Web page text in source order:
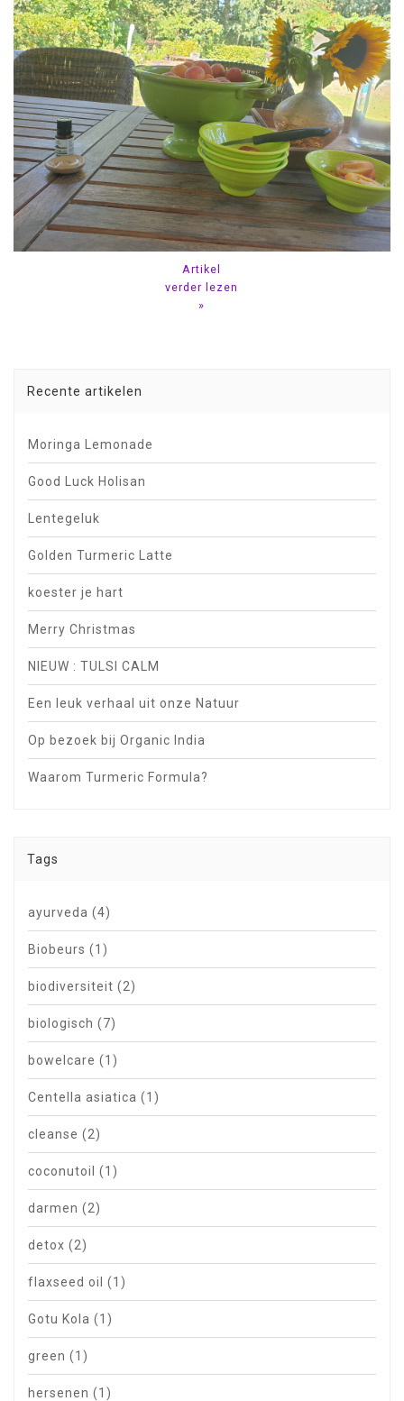
Artikel
verder lezen
»
Recente artikelen
Moringa Lemonade
Good Luck Holisan
Lentegeluk
Golden Turmeric Latte
koester je hart
Merry Christmas
NIEUW : TULSI CALM
Een leuk verhaal uit onze Natuur
Op bezoek bij Organic India
Waarom Turmeric Formula?
Tags
ayurveda (4)
Biobeurs (1)
biodiversiteit (2)
biologisch (7)
bowelcare (1)
Centella asiatica (1)
cleanse (2)
coconutoil (1)
darmen (2)
detox (2)
flaxseed oil (1)
Gotu Kola (1)
green (1)
hersenen (1)